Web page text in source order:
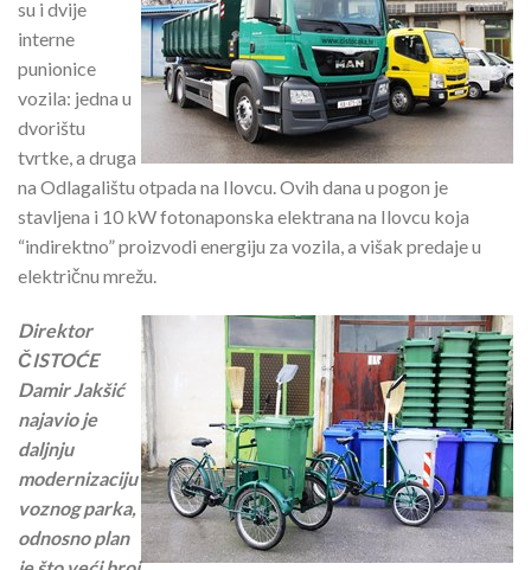
su i dvije
interne
punionice
vozila: jedna u
dvorištu
tvrtke, a druga
na Odlagalištu otpada na Ilovcu. Ovih dana u pogon je
stavljena i 10 kW fotonaponska elektrana na Ilovcu koja
“indirektno” proizvodi energiju za vozila, a višak predaje u
električnu mrežu.
Direktor
ČISTOĆE
Damir Jakšić
najavio je
daljnju
modernizaciju
voznog parka,
odnosno plan